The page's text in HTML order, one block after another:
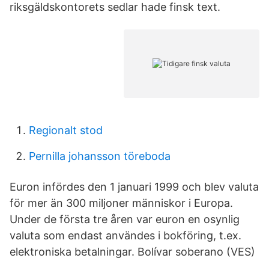
riksgäldskontorets sedlar hade finsk text.
Regionalt stod
Pernilla johansson töreboda
Euron infördes den 1 januari 1999 och blev valuta
för mer än 300 miljoner människor i Europa.
Under de första tre åren var euron en osynlig
valuta som endast användes i bokföring, t.ex.
elektroniska betalningar. Bolívar soberano (VES)